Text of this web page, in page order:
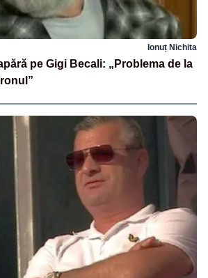
Ionuț Nichita
pe Gigi Becali: „Problema de la